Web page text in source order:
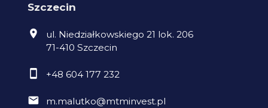
Szczecin
ul. Niedziałkowskiego 21 lok. 206
71-410 Szczecin
+48 604 177 232
m.malutko@mtminvest.pl